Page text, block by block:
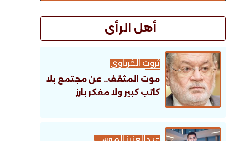
أهل الرأى
ثروت الخرباوى
موت المثقف.. عن مجتمع بلا
كاتب كبير ولا مفكر بارز
عبدالعزيز الموسى